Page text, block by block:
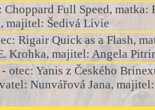
Choppard Full Speed, matka:
majitel: Šedivá Livie
Rigair Quick as a Flash,
Krohka, majitel: Angela
- otec: Yanis z Českého
Nunvářová Jana,